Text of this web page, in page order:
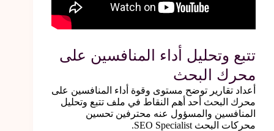
تتبع وتحليل أداء المنافسين على
محرك البحث
أعداد تقارير توضح مستوى وقوة أداء المنافسين على
محرك البحث أحد أهم النقاط في ملف تتبع وتحليل
المنافسين والمسؤول عنه محترفين تحسين
محركات البحث SEO Specialist.